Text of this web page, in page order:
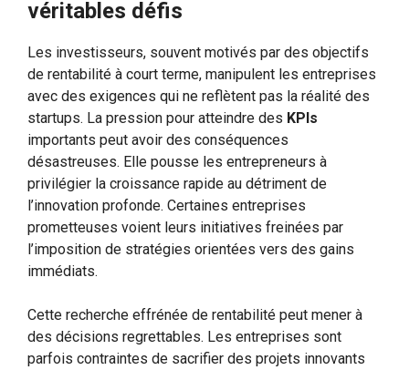
véritables défis
Les investisseurs, souvent motivés par des objectifs
de rentabilité à court terme, manipulent les entreprises
avec des exigences qui ne reflètent pas la réalité des
startups. La pression pour atteindre des KPIs
importants peut avoir des conséquences
désastreuses. Elle pousse les entrepreneurs à
privilégier la croissance rapide au détriment de
l’innovation profonde. Certaines entreprises
prometteuses voient leurs initiatives freinées par
l’imposition de stratégies orientées vers des gains
immédiats.
Cette recherche effrénée de rentabilité peut mener à
des décisions regrettables. Les entreprises sont
parfois contraintes de sacrifier des projets innovants